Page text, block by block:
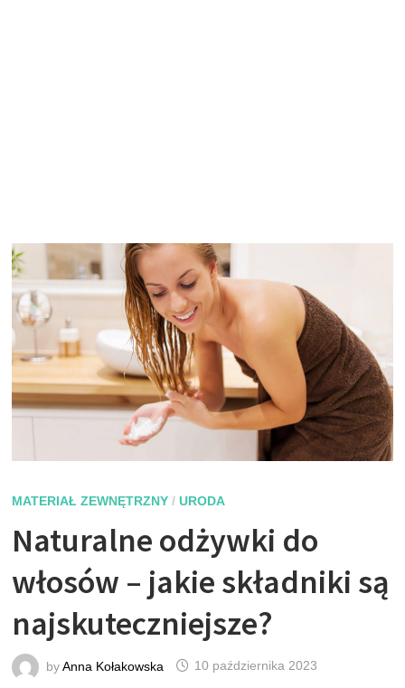
MATERIAŁ ZEWNĘTRZNY /URODA
Naturalne odżywki do
włosów – jakie składniki są
najskuteczniejsze?
byAnna Kołakowska 10 października 2023